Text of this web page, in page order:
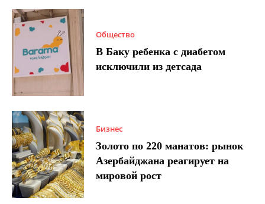
Общество
В Баку ребенка с диабетом
исключили из детсада
Бизнес
Золото по 220 манатов: рынок
Азербайджана реагирует на
мировой рост